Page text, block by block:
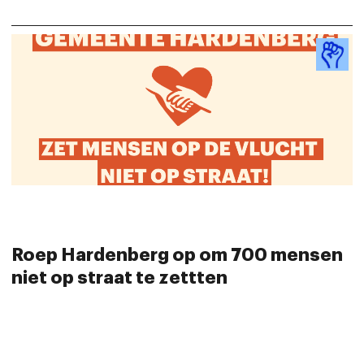
Roep Hardenberg op om 700 mensen
niet op straat te zettten